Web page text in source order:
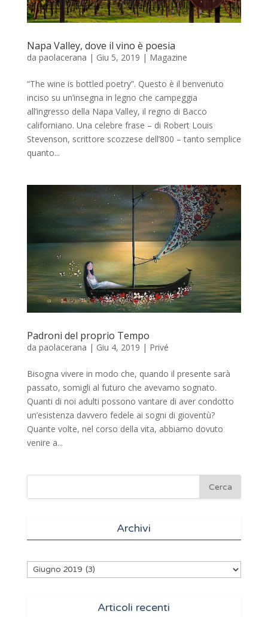
Napa Valley, dove il vino è poesia
da paolacerana | Giu 5, 2019 | Magazine
“The wine is bottled poetry”. Questo è il benvenuto
inciso su un’insegna in legno che campeggia
all’ingresso della Napa Valley, il regno di Bacco
californiano. Una celebre frase – di Robert Louis
Stevenson, scrittore scozzese dell’800 – tanto semplice
quanto...
Padroni del proprio Tempo
da paolacerana | Giu 4, 2019 | Privé
Bisogna vivere in modo che, quando il presente sarà
passato, somigli al futuro che avevamo sognato.
Quanti di noi adulti possono vantare di aver condotto
un’esistenza davvero fedele ai sogni di gioventù?
Quante volte, nel corso della vita, abbiamo dovuto
venire a...
Archivi
Archivi
Articoli recenti